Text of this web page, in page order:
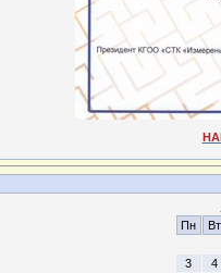
Пн
Вт
3
4